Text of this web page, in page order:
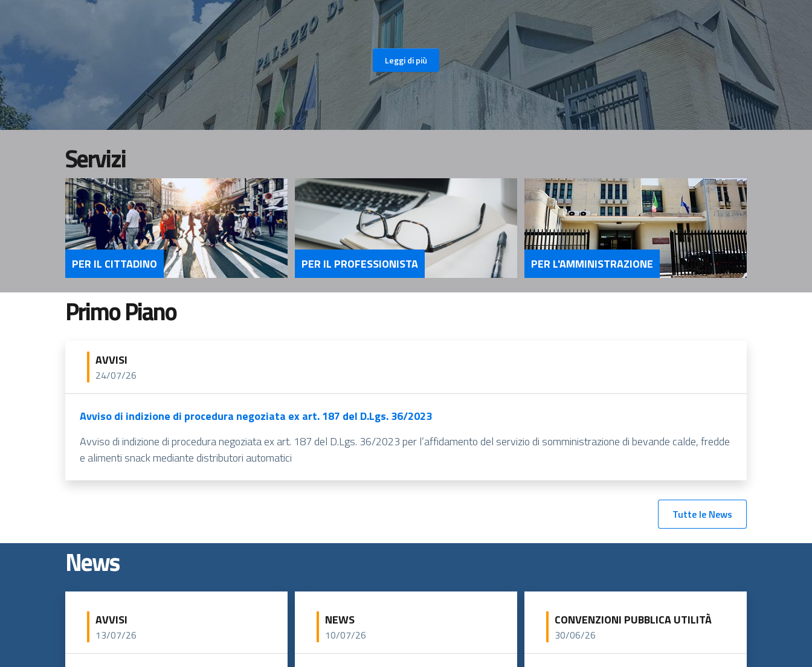
Leggi di più
Servizi
Servizi Per il cittadino
PER IL CITTADINO
Servizi Per il Professionista
PER IL PROFESSIONISTA
Servizi Per l'Amministrazione
PER L'AMMINISTRAZIONE
Primo Piano
AVVISI
24/07/26
Avviso di indizione di procedura negoziata ex art. 187 del D.Lgs. 36/2023
Avviso di indizione di procedura negoziata ex art. 187 del D.Lgs. 36/2023 per l’affidamento del servizio di somministrazione di bevande calde, fredde
e alimenti snack mediante distributori automatici
Tutte le News
News
AVVISI
13/07/26
NEWS
10/07/26
CONVENZIONI PUBBLICA UTILITÀ
30/06/26